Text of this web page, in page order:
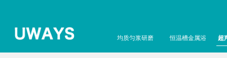
均质匀浆研磨 恒温槽金属浴 超